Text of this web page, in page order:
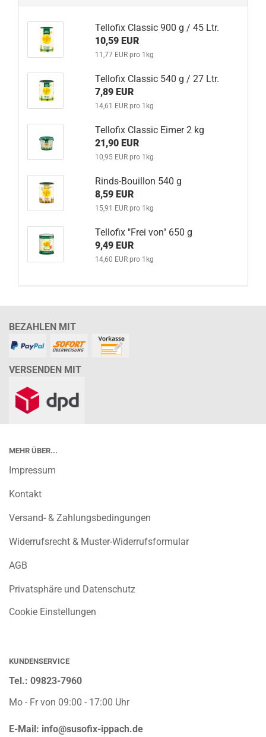
Tellofix Classic 900 g / 45 Ltr.
10,59 EUR
11,77 EUR pro 1kg
Tellofix Classic 540 g / 27 Ltr.
7,89 EUR
14,61 EUR pro 1kg
Tellofix Classic Eimer 2 kg
21,90 EUR
10,95 EUR pro 1kg
Rinds-Bouillon 540 g
8,59 EUR
15,91 EUR pro 1kg
Tellofix "Frei von" 650 g
9,49 EUR
14,60 EUR pro 1kg
BEZAHLEN MIT
VERSENDEN MIT
MEHR ÜBER...
Impressum
Kontakt
Versand- & Zahlungsbedingungen
Widerrufsrecht & Muster-Widerrufsformular
AGB
Privatsphäre und Datenschutz
Cookie Einstellungen
KUNDENSERVICE
Tel.: 09823-7960
Mo - Fr von 09:00 - 17:00 Uhr
E-Mail: info@susofix-ippach.de